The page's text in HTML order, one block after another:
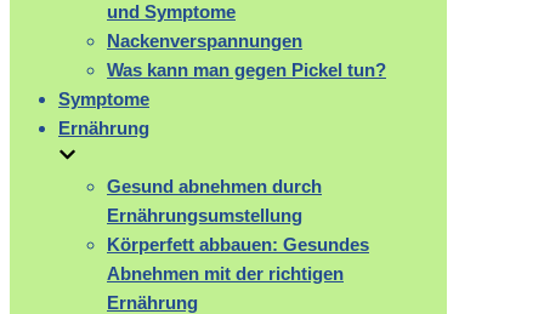
und Symptome
Nackenverspannungen
Was kann man gegen Pickel tun?
Symptome
Ernährung
Gesund abnehmen durch
Ernährungsumstellung
Körperfett abbauen: Gesundes
Abnehmen mit der richtigen
Ernährung